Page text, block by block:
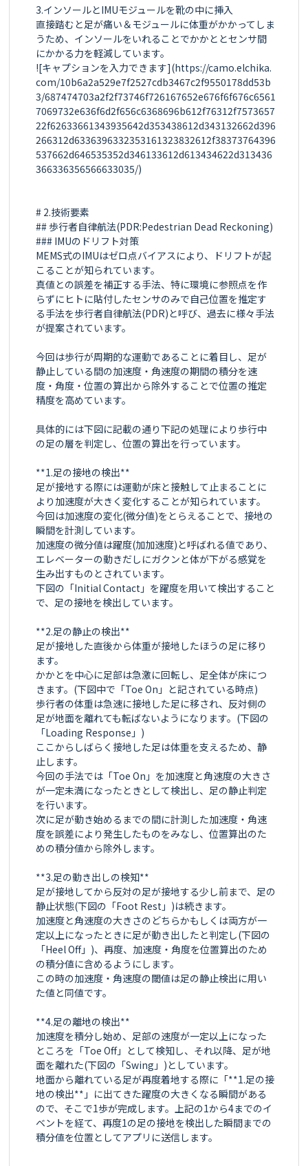
3.インソールとIMUモジュールを靴の中に挿入
直接踏むと足が痛い＆モジュールに体重がかかってしま
うため、インソールをいれることでかかととセンサ間
にかかる力を軽減しています。
![キャプションを入力できます](https://camo.elchika.
com/10b6a2a529e7f2527cdb3467c2f9550178dd53b
3/687474703a2f2f73746f726167652e676f6f676c6561
7069732e636f6d2f656c6368696b612f76312f7573657
22f62633661343935642d353438612d343132662d396
266312d6336396332353161323832612f38373764396
537662d646535352d346133612d613434622d313436
366336356566633035/)
# 2.技術要素
## 歩行者自律航法(PDR:Pedestrian Dead Reckoning)
### IMUのドリフト対策
MEMS式のIMUはゼロ点バイアスにより、ドリフトが起
こることが知られています。
真値との誤差を補正する手法、特に環境に参照点を作
らずにヒトに貼付したセンサのみで自己位置を推定す
る手法を歩行者自律航法(PDR)と呼び、過去に様々手法
が提案されています。
今回は歩行が周期的な運動であることに着目し、足が
静止している間の加速度・角速度の期間の積分を速
度・角度・位置の算出から除外することで位置の推定
精度を高めています。
具体的には下図に記載の通り下記の処理により歩行中
の足の層を判定し、位置の算出を行っています。
**1.足の接地の検出**
足が接地する際には運動が床と接触して止まることに
より加速度が大きく変化することが知られています。
今回は加速度の変化(微分値)をとらえることで、接地の
瞬間を計測しています。
加速度の微分値は躍度(加加速度)と呼ばれる値であり、
エレベーターの動きだしにガクンと体が下がる感覚を
生み出すものとされています。
下図の「Initial Contact」を躍度を用いて検出すること
で、足の接地を検出しています。
**2.足の静止の検出**
足が接地した直後から体重が接地したほうの足に移り
ます。
かかとを中心に足部は急激に回転し、足全体が床につ
きます。(下図中で「Toe On」と記されている時点)
歩行者の体重は急速に接地した足に移され、反対側の
足が地面を離れても転ばないようになります。(下図の
「Loading Response」)
ここからしばらく接地した足は体重を支えるため、静
止します。
今回の手法では「Toe On」を加速度と角速度の大きさ
が一定未満になったときとして検出し、足の静止判定
を行います。
次に足が動き始めるまでの間に計測した加速度・角速
度を誤差により発生したものをみなし、位置算出のた
めの積分値から除外します。
**3.足の動き出しの検知**
足が接地してから反対の足が接地する少し前まで、足の
静止状態(下図の「Foot Rest」)は続きます。
加速度と角速度の大きさのどちらかもしくは両方が一
定以上になったときに足が動き出したと判定し(下図の
「Heel Off」)、再度、加速度・角度を位置算出のため
の積分値に含めるようにします。
この時の加速度・角速度の閾値は足の静止検出に用い
た値と同値です。
**4.足の離地の検出**
加速度を積分し始め、足部の速度が一定以上になった
ところを「Toe Off」として検知し、それ以降、足が地
面を離れた(下図の「Swing」)としています。
地面から離れている足が再度着地する際に「**1.足の接
地の検出**」に出てきた躍度の大きくなる瞬間がある
ので、そこで1歩が完成します。上記の1から4までのイ
ベントを経て、再度1の足の接地を検出した瞬間までの
積分値を位置としてアプリに送信します。